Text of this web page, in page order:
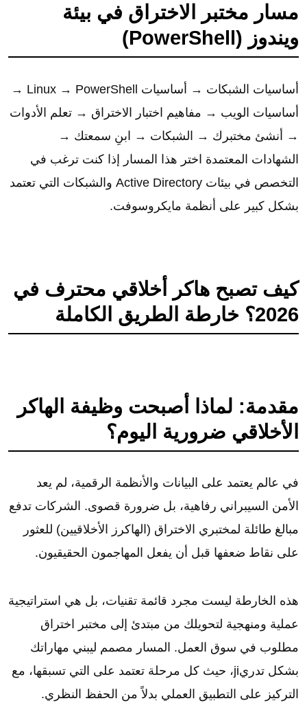
مسار مختبر الاختراق في بيئة
ويندوز (PowerShell)
أساسيات الشبكات → أساسيات Linux → PowerShell →
أساسيات الويب → مفاهيم اختبار الاختراق → تعلم الأدوات
→ أنشئ مختبرك → الشبكات → ابنِ سمعتك →
الشهادات المعتمدة اختر هذا المسار إذا كنت ترغب في
التخصص في بيئات Active Directory والشبكات التي تعتمد
بشكل كبير على أنظمة مايكروسوفت.
كيف تصبح هاكر أخلاقي محترف في
2026؟ خارطة الطريق الكاملة
مقدمة: لماذا أصبحت وظيفة الهاكر
الأخلاقي ضرورية اليوم؟
في عالم يعتمد على البيانات والأنظمة الرقمية، لم يعد
الأمن السيبراني رفاهية، بل ضرورة قصوى. الشركات تدفع
مبالغ طائلة لمختبري الاختراق (الهاكرز الأخلاقيين) للعثور
على نقاط ضعفها قبل أن يفعل المهاجمون الحقيقيون.
هذه الخارطة ليست مجرد قائمة تقنيات، بل هي استراتيجية
عملية ومنهجية لتحويلك من مبتدئ إلى مختبر اختراق
مطلوب في سوق العمل. المسار مصمم ليبني مهاراتك
بشكل تدريji، حيث كل مرحلة تعتمد على التي تسبقها، مع
التركيز على التطبيق العملي بدلاً من الحفظ النظري.